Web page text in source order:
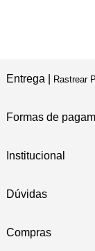
Entrega | Rastrear
Formas de
Institucional
Dúvidas
Compras